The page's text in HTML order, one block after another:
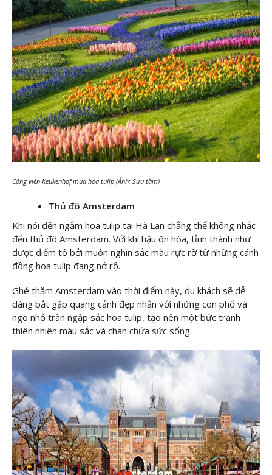
Công viên Keukenhof mùa hoa tulip (Ảnh: Sưu tầm)
Thủ đô Amsterdam
Khi nói đến ngắm hoa tulip tại Hà Lan chẳng thể không nhắc
đến thủ đô Amsterdam. Với khí hậu ôn hòa, tỉnh thành như
được điểm tô bởi muôn nghìn sắc màu rực rỡ từ những cánh
đồng hoa tulip đang nở rộ.
Ghé thăm Amsterdam vào thời điểm này, du khách sẽ dễ
dàng bắt gặp quang cảnh đẹp nhẵn với những con phố và
ngõ nhỏ tràn ngập sắc hoa tulip, tạo nên một bức tranh
thiên nhiên màu sắc và chan chứa sức sống.